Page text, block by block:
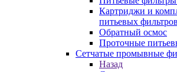
Картриджи и
питьевых фильтров
Обратный осмос
Проточные
Сетчатые промывные
Назад